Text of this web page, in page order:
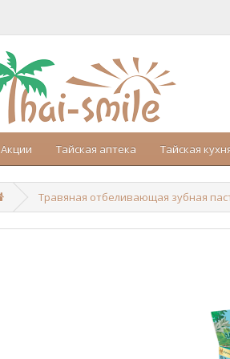
Акции Тайская аптека Тайская
Травяная отбеливающая зубная